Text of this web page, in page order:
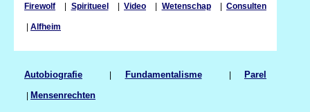
Firewolf | Spiritueel| Video | Wetenschap| Consulten
| Alfheim
Autobiografie | Fundamentalisme| Parel
| Mensenrechten